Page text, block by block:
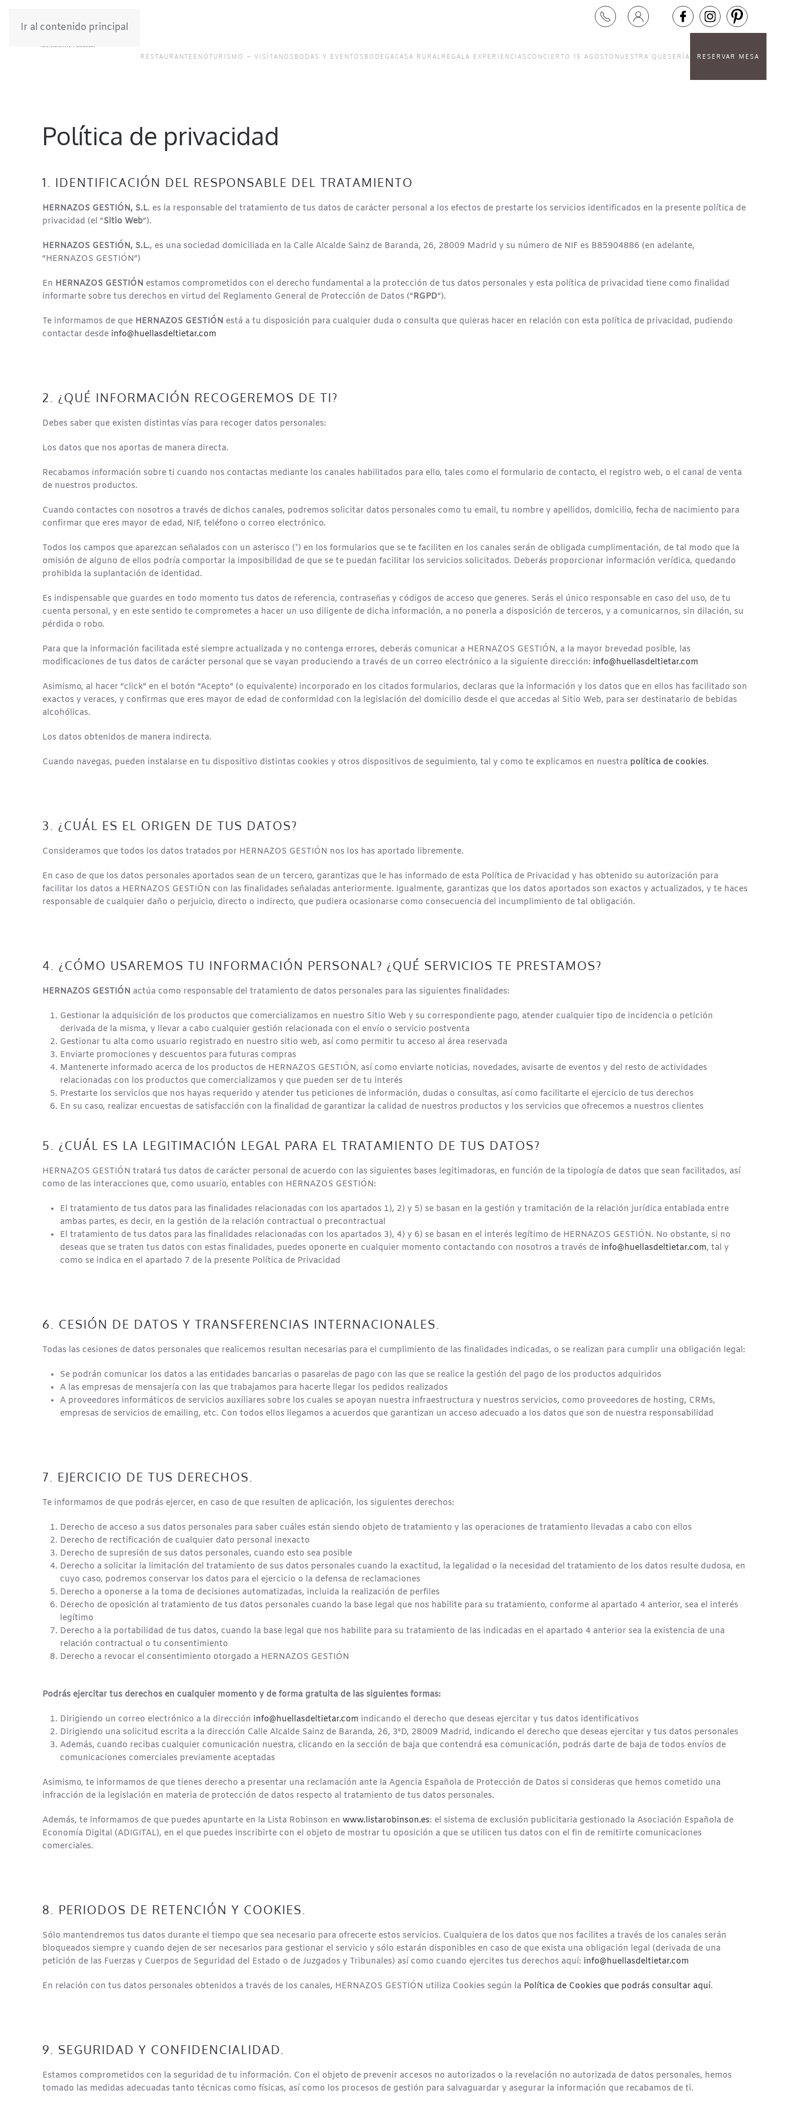
Ir al contenido principal
RESTAURANTE ENOTURISMO – VISÍTANOS BODAS Y EVENTOS BODEGACASA RURAL REGALA EXPERIENCIASCONCIERTO 15 AGOSTO NUESTRA QUESERÍA RESERVAR MESA
Política de privacidad
1. IDENTIFICACIÓN DEL RESPONSABLE DEL TRATAMIENTO
HERNAZOS GESTIÓN, S.L. es la responsable del tratamiento de tus datos de carácter personal a los efectos de prestarte los servicios identificados en la presente política de
privacidad (el “Sitio Web”).
HERNAZOS GESTIÓN, S.L., es una sociedad domiciliada en la Calle Alcalde Sainz de Baranda, 26, 28009 Madrid y su número de NIF es B85904886 (en adelante,
“HERNAZOS GESTIÓN”)
En HERNAZOS GESTIÓN estamos comprometidos con el derecho fundamental a la protección de tus datos personales y esta política de privacidad tiene como finalidad
informarte sobre tus derechos en virtud del Reglamento General de Protección de Datos (“RGPD”).
Te informamos de que HERNAZOS GESTIÓN está a tu disposición para cualquier duda o consulta que quieras hacer en relación con esta política de privacidad, pudiendo
contactar desde info@huellasdeltietar.com
2. ¿QUÉ INFORMACIÓN RECOGEREMOS DE TI?
Debes saber que existen distintas vías para recoger datos personales:
Los datos que nos aportas de manera directa.
Recabamos información sobre ti cuando nos contactas mediante los canales habilitados para ello, tales como el formulario de contacto, el registro web, o el canal de venta
de nuestros productos.
Cuando contactes con nosotros a través de dichos canales, podremos solicitar datos personales como tu email, tu nombre y apellidos, domicilio, fecha de nacimiento para
confirmar que eres mayor de edad, NIF, teléfono o correo electrónico.
Todos los campos que aparezcan señalados con un asterisco (*) en los formularios que se te faciliten en los canales serán de obligada cumplimentación, de tal modo que la
omisión de alguno de ellos podría comportar la imposibilidad de que se te puedan facilitar los servicios solicitados. Deberás proporcionar información verídica, quedando
prohibida la suplantación de identidad.
Es indispensable que guardes en todo momento tus datos de referencia, contraseñas y códigos de acceso que generes. Serás el único responsable en caso del uso, de tu
cuenta personal, y en este sentido te comprometes a hacer un uso diligente de dicha información, a no ponerla a disposición de terceros, y a comunicarnos, sin dilación, su
pérdida o robo.
Para que la información facilitada esté siempre actualizada y no contenga errores, deberás comunicar a HERNAZOS GESTIÓN, a la mayor brevedad posible, las
modificaciones de tus datos de carácter personal que se vayan produciendo a través de un correo electrónico a la siguiente dirección: info@huellasdeltietar.com
Asimismo, al hacer “click” en el botón “Acepto” (o equivalente) incorporado en los citados formularios, declaras que la información y los datos que en ellos has facilitado son
exactos y veraces, y confirmas que eres mayor de edad de conformidad con la legislación del domicilio desde el que accedas al Sitio Web, para ser destinatario de bebidas
alcohólicas.
Los datos obtenidos de manera indirecta.
Cuando navegas, pueden instalarse en tu dispositivo distintas cookies y otros dispositivos de seguimiento, tal y como te explicamos en nuestra política de cookies.
3. ¿CUÁL ES EL ORIGEN DE TUS DATOS?
Consideramos que todos los datos tratados por HERNAZOS GESTIÓN nos los has aportado libremente.
En caso de que los datos personales aportados sean de un tercero, garantizas que le has informado de esta Política de Privacidad y has obtenido su autorización para
facilitar los datos a HERNAZOS GESTIÓN con las finalidades señaladas anteriormente. Igualmente, garantizas que los datos aportados son exactos y actualizados, y te haces
responsable de cualquier daño o perjuicio, directo o indirecto, que pudiera ocasionarse como consecuencia del incumplimiento de tal obligación.
4. ¿CÓMO USAREMOS TU INFORMACIÓN PERSONAL? ¿QUÉ SERVICIOS TE PRESTAMOS?
HERNAZOS GESTIÓN actúa como responsable del tratamiento de datos personales para las siguientes finalidades:
Gestionar la adquisición de los productos que comercializamos en nuestro Sitio Web y su correspondiente pago, atender cualquier tipo de incidencia o petición
derivada de la misma, y llevar a cabo cualquier gestión relacionada con el envío o servicio postventa
Gestionar tu alta como usuario registrado en nuestro sitio web, así como permitir tu acceso al área reservada
Enviarte promociones y descuentos para futuras compras
Mantenerte informado acerca de los productos de HERNAZOS GESTIÓN, así como enviarte noticias, novedades, avisarte de eventos y del resto de actividades
relacionadas con los productos que comercializamos y que pueden ser de tu interés
Prestarte los servicios que nos hayas requerido y atender tus peticiones de información, dudas o consultas, así como facilitarte el ejercicio de tus derechos
En su caso, realizar encuestas de satisfacción con la finalidad de garantizar la calidad de nuestros productos y los servicios que ofrecemos a nuestros clientes
5. ¿CUÁL ES LA LEGITIMACIÓN LEGAL PARA EL TRATAMIENTO DE TUS DATOS?
HERNAZOS GESTIÓN tratará tus datos de carácter personal de acuerdo con las siguientes bases legitimadoras, en función de la tipología de datos que sean facilitados, así
como de las interacciones que, como usuario, entables con HERNAZOS GESTIÓN:
El tratamiento de tus datos para las finalidades relacionadas con los apartados 1), 2) y 5) se basan en la gestión y tramitación de la relación jurídica entablada entre
ambas partes, es decir, en la gestión de la relación contractual o precontractual
El tratamiento de tus datos para las finalidades relacionadas con los apartados 3), 4) y 6) se basan en el interés legítimo de HERNAZOS GESTIÓN. No obstante, si no
deseas que se traten tus datos con estas finalidades, puedes oponerte en cualquier momento contactando con nosotros a través de info@huellasdeltietar.com, tal y
como se indica en el apartado 7 de la presente Política de Privacidad
6. CESIÓN DE DATOS Y TRANSFERENCIAS INTERNACIONALES.
Todas las cesiones de datos personales que realicemos resultan necesarias para el cumplimiento de las finalidades indicadas, o se realizan para cumplir una obligación legal:
Se podrán comunicar los datos a las entidades bancarias o pasarelas de pago con las que se realice la gestión del pago de los productos adquiridos
A las empresas de mensajería con las que trabajamos para hacerte llegar los pedidos realizados
A proveedores informáticos de servicios auxiliares sobre los cuales se apoyan nuestra infraestructura y nuestros servicios, como proveedores de hosting, CRMs,
empresas de servicios de emailing, etc. Con todos ellos llegamos a acuerdos que garantizan un acceso adecuado a los datos que son de nuestra responsabilidad
7. EJERCICIO DE TUS DERECHOS.
Te informamos de que podrás ejercer, en caso de que resulten de aplicación, los siguientes derechos:
Derecho de acceso a sus datos personales para saber cuáles están siendo objeto de tratamiento y las operaciones de tratamiento llevadas a cabo con ellos
Derecho de rectificación de cualquier dato personal inexacto
Derecho de supresión de sus datos personales, cuando esto sea posible
Derecho a solicitar la limitación del tratamiento de sus datos personales cuando la exactitud, la legalidad o la necesidad del tratamiento de los datos resulte dudosa, en
cuyo caso, podremos conservar los datos para el ejercicio o la defensa de reclamaciones
Derecho a oponerse a la toma de decisiones automatizadas, incluida la realización de perfiles
Derecho de oposición al tratamiento de tus datos personales cuando la base legal que nos habilite para su tratamiento, conforme al apartado 4 anterior, sea el interés
legítimo
Derecho a la portabilidad de tus datos, cuando la base legal que nos habilite para su tratamiento de las indicadas en el apartado 4 anterior sea la existencia de una
relación contractual o tu consentimiento
Derecho a revocar el consentimiento otorgado a HERNAZOS GESTIÓN
Podrás ejercitar tus derechos en cualquier momento y de forma gratuita de las siguientes formas:
Dirigiendo un correo electrónico a la dirección info@huellasdeltietar.com indicando el derecho que deseas ejercitar y tus datos identificativos
Dirigiendo una solicitud escrita a la dirección Calle Alcalde Sainz de Baranda, 26, 3ºD, 28009 Madrid, indicando el derecho que deseas ejercitar y tus datos personales
Además, cuando recibas cualquier comunicación nuestra, clicando en la sección de baja que contendrá esa comunicación, podrás darte de baja de todos envíos de
comunicaciones comerciales previamente aceptadas
Asimismo, te informamos de que tienes derecho a presentar una reclamación ante la Agencia Española de Protección de Datos si consideras que hemos cometido una
infracción de la legislación en materia de protección de datos respecto al tratamiento de tus datos personales.
Además, te informamos de que puedes apuntarte en la Lista Robinson en www.listarobinson.es: el sistema de exclusión publicitaria gestionado la Asociación Española de
Economía Digital (ADIGITAL), en el que puedes inscribirte con el objeto de mostrar tu oposición a que se utilicen tus datos con el fin de remitirte comunicaciones
comerciales.
8. PERIODOS DE RETENCIÓN Y COOKIES.
Sólo mantendremos tus datos durante el tiempo que sea necesario para ofrecerte estos servicios. Cualquiera de los datos que nos facilites a través de los canales serán
bloqueados siempre y cuando dejen de ser necesarios para gestionar el servicio y sólo estarán disponibles en caso de que exista una obligación legal (derivada de una
petición de las Fuerzas y Cuerpos de Seguridad del Estado o de Juzgados y Tribunales) así como cuando ejercites tus derechos aquí: info@huellasdeltietar.com
En relación con tus datos personales obtenidos a través de los canales, HERNAZOS GESTIÓN utiliza Cookies según la Política de Cookies que podrás consultar aquí.
9. SEGURIDAD Y CONFIDENCIALIDAD.
Estamos comprometidos con la seguridad de tu información. Con el objeto de prevenir accesos no autorizados o la revelación no autorizada de datos personales, hemos
tomado las medidas adecuadas tanto técnicas como físicas, así como los procesos de gestión para salvaguardar y asegurar la información que recabamos de ti.